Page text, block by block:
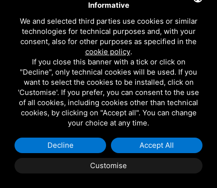
SOFFIONE
CodiceCAPO225
Informative
We and selected third parties use cookies or similar
technologies for technical purposes and, with your
consent, also for other purposes as specified in the
cookie policy.
If you close this banner with a tick or click on
"Decline", only technical cookies will be used. If you
want to select the cookies to be installed, click on
'Customise'. If you prefer, you can consent to the use
of all cookies, including cookies other than technical
cookies, by clicking on "Accept all". You can change
your choice at any time.
Customise
Decline Accept All